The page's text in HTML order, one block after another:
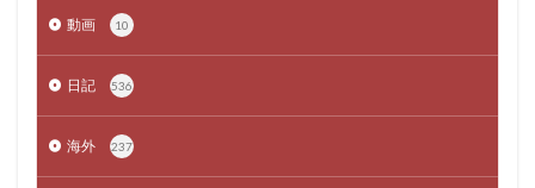
動画 10
日記 536
海外 237